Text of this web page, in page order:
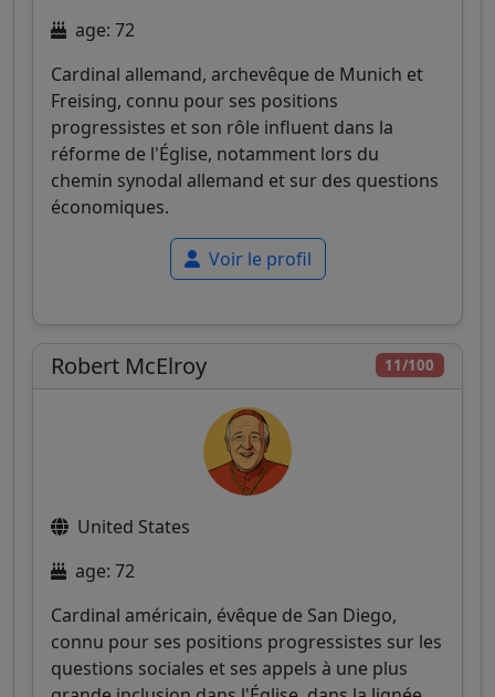
age: 72
Cardinal allemand, archevêque de Munich et
Freising, connu pour ses positions
progressistes et son rôle influent dans la
réforme de l'Église, notamment lors du
chemin synodal allemand et sur des questions
économiques.
Voir le profil
11/100
Robert McElroy
United States
age: 72
Cardinal américain, évêque de San Diego,
connu pour ses positions progressistes sur les
questions sociales et ses appels à une plus